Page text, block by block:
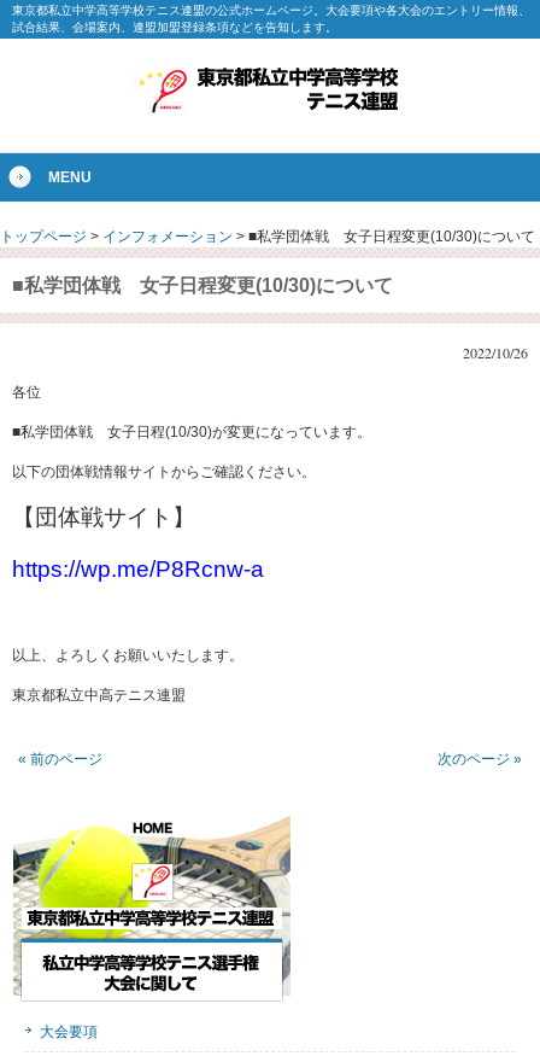
東京都私立中学高等学校テニス連盟の公式ホームページ。大会要項や各大会のエントリー情報、
試合結果、会場案内、連盟加盟登録条項などを告知します。
MENU
トップページ > インフォメーション > ■私学団体戦 女子日程変更(10/30)について
■私学団体戦 女子日程変更(10/30)について
2022/10/26
各位
■私学団体戦 女子日程(10/30)が変更になっています。
以下の団体戦情報サイトからご確認ください。
【団体戦サイト】
https://wp.me/P8Rcnw-a
以上、よろしくお願いいたします。
東京都私立中高テニス連盟
« 前のページ 次のページ »
大会要項